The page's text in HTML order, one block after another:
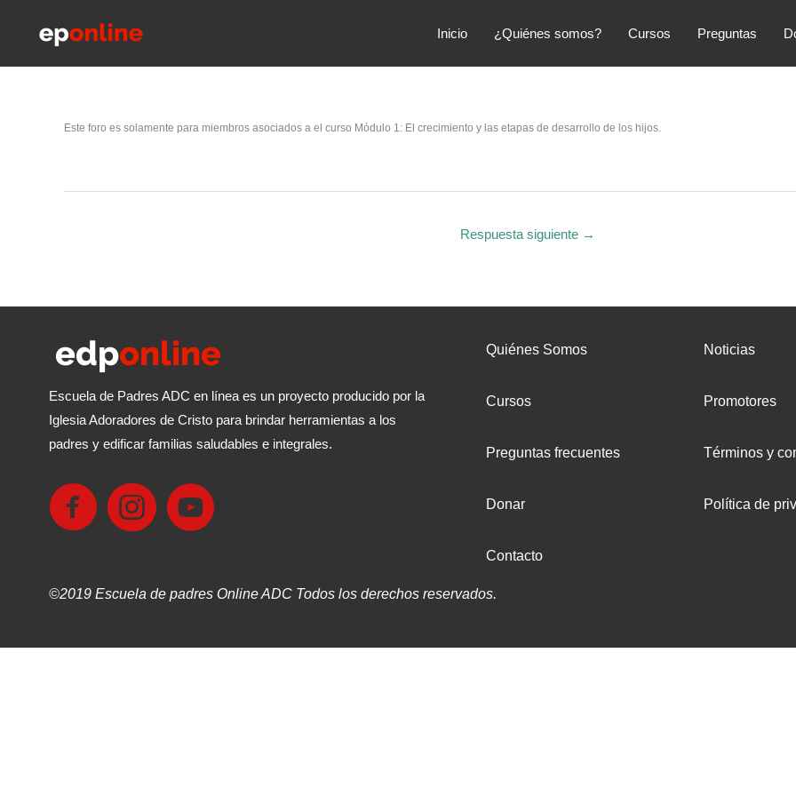
Inicio ¿Quiénes somos? Cursos Preguntas
Este foro es solamente para miembros asociados a el curso Módulo 1: El crecimiento y las etapas de desarrollo de los hijos.
Respuesta siguiente →
Escuela de Padres ADC en línea es un proyecto producido por la
Iglesia Adoradores de Cristo para brindar herramientas a los
padres y edificar familias saludables e integrales.
Quiénes Somos
Cursos
Preguntas frecuentes
Donar
Contacto
Noticias
Promotores
Términos y
Política de
©2019 Escuela de padres Online ADC Todos los derechos reservados.